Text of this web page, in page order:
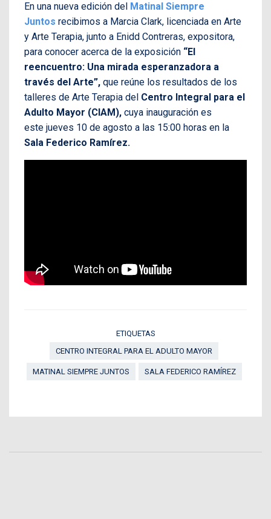
En una nueva edición del Matinal Siempre
Juntos recibimos a Marcia Clark, licenciada en Arte
y Arte Terapia, junto a Enidd Contreras, expositora,
para conocer acerca de la exposición “El
reencuentro: Una mirada esperanzadora a
través del Arte”, que reúne los resultados de los
talleres de Arte Terapia del Centro Integral para el
Adulto Mayor (CIAM), cuya inauguración es
este jueves 10 de agosto a las 15:00 horas en la
Sala Federico Ramírez.
ETIQUETAS
CENTRO INTEGRAL PARA EL ADULTO MAYOR
MATINAL SIEMPRE JUNTOS SALA FEDERICO RAMÍREZ